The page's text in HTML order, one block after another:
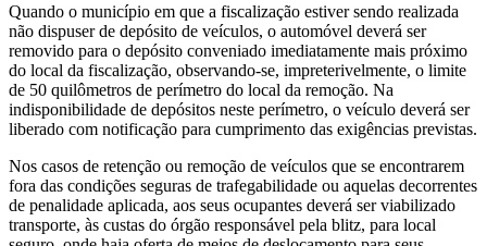
Quando o município em que a fiscalização estiver sendo realizada
não dispuser de depósito de veículos, o automóvel deverá ser
removido para o depósito conveniado imediatamente mais próximo
do local da fiscalização, observando-se, impreterivelmente, o limite
de 50 quilômetros de perímetro do local da remoção. Na
indisponibilidade de depósitos neste perímetro, o veículo deverá ser
liberado com notificação para cumprimento das exigências previstas.
Nos casos de retenção ou remoção de veículos que se encontrarem
fora das condições seguras de trafegabilidade ou aquelas decorrentes
de penalidade aplicada, aos seus ocupantes deverá ser viabilizado
transporte, às custas do órgão responsável pela blitz, para local